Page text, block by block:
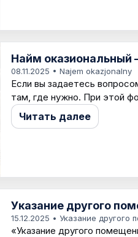
Найм оказиональный
08.11.2025 • Najem okazjonalny
Если вы задаетесь
там, где нужно. При этой
Читать далее
Указание другого
15.12.2025 • Указание другого
«Указание другого